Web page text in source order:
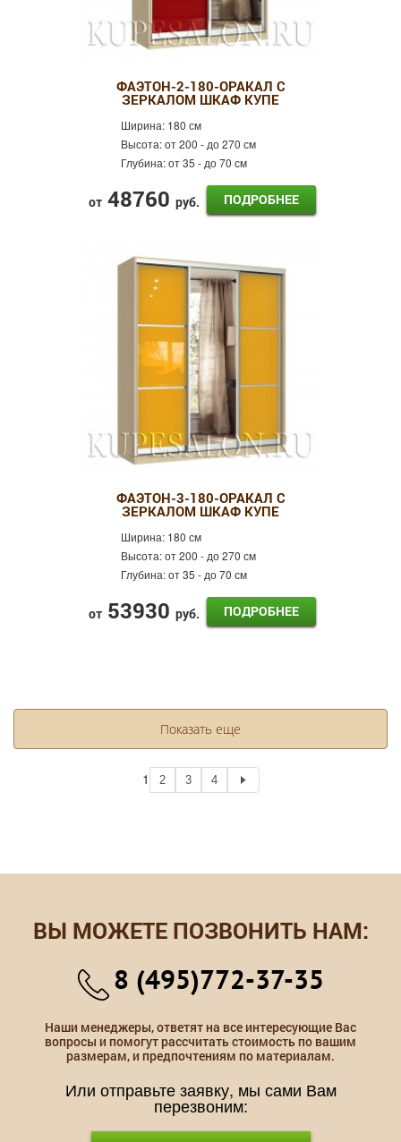
ФАЭТОН-2-180-ОРАКАЛ С
ЗЕРКАЛОМ ШКАФ КУПЕ
Ширина: 180 см
Высота:от 200 - до 270 см
Глубина:от 35 - до 70 см
от 48760 руб. ПОДРОБНЕЕ
ФАЭТОН-3-180-ОРАКАЛ С
ЗЕРКАЛОМ ШКАФ КУПЕ
Ширина: 180 см
Высота:от 200 - до 270 см
Глубина:от 35 - до 70 см
от 53930 руб. ПОДРОБНЕЕ
Показать еще
1 2 3 4
ВЫ МОЖЕТЕ ПОЗВОНИТЬ НАМ:
8 (495)772-37-35
Наши менеджеры, ответят на все интересующие Вас
вопросы и помогут рассчитать стоимость по вашим
размерам, и предпочтениям по материалам.
Или отправьте заявку, мы сами Вам
перезвоним: